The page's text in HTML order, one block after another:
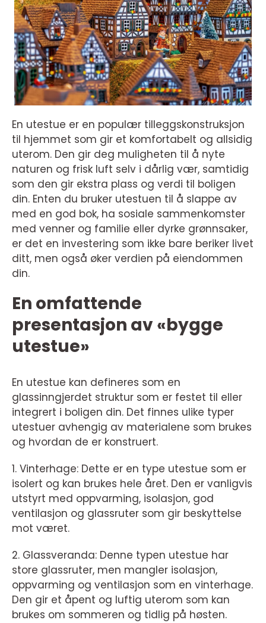
En utestue er en populær tilleggskonstruksjon
til hjemmet som gir et komfortabelt og allsidig
uterom. Den gir deg muligheten til å nyte
naturen og frisk luft selv i dårlig vær, samtidig
som den gir ekstra plass og verdi til boligen
din. Enten du bruker utestuen til å slappe av
med en god bok, ha sosiale sammenkomster
med venner og familie eller dyrke grønnsaker,
er det en investering som ikke bare beriker livet
ditt, men også øker verdien på eiendommen
din.
En omfattende
presentasjon av «bygge
utestue»
En utestue kan defineres som en
glassinngjerdet struktur som er festet til eller
integrert i boligen din. Det finnes ulike typer
utestuer avhengig av materialene som brukes
og hvordan de er konstruert.
1. Vinterhage: Dette er en type utestue som er
isolert og kan brukes hele året. Den er vanligvis
utstyrt med oppvarming, isolasjon, god
ventilasjon og glassruter som gir beskyttelse
mot været.
2. Glassveranda: Denne typen utestue har
store glassruter, men mangler isolasjon,
oppvarming og ventilasjon som en vinterhage.
Den gir et åpent og luftig uterom som kan
brukes om sommeren og tidlig på høsten.